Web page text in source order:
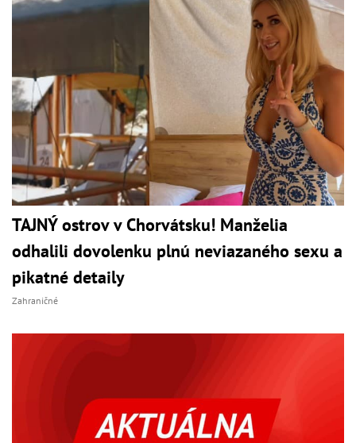
TAJNÝ ostrov v Chorvátsku! Manželia
odhalili dovolenku plnú neviazaného sexu a
pikatné detaily
Zahraničné